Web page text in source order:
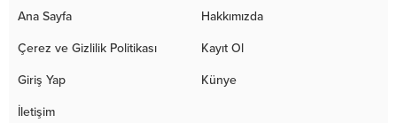
Ana Sayfa Hakkımızda
Çerez ve Gizlilik Politikası Kayıt Ol
Giriş Yap Künye
İletişim